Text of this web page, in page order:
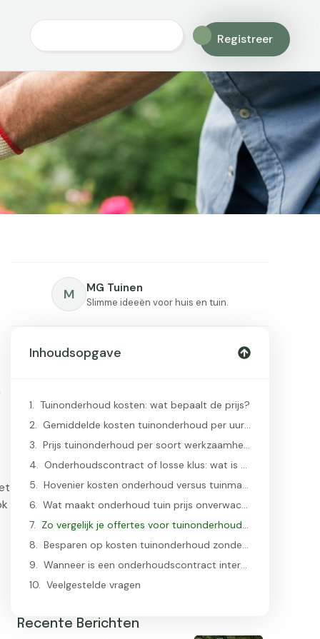
Registreer
M MG Tuinen
Slimme ideeën voor huis en tuin.
Inhoudsopgave
Tuinonderhoud kosten: wat bepaalt de prijs?
Gemiddelde kosten tuinonderhoud per uur en per bezoek
Prijs tuinonderhoud per soort werkzaamheden
Onderhoudscontract of losse klus: wat is goedkoper?
Hovenier kosten onderhoud versus tuinman kosten
Wat maakt onderhoud tuin prijs onverwacht hoog?
Zo vergelijk je offertes voor tuinonderhoud slim
Besparen op kosten tuinonderhoud zonder kwaliteitsverlies
Wanneer is een onderhoudscontract interessant?
Veelgestelde vragen
Recente Berichten